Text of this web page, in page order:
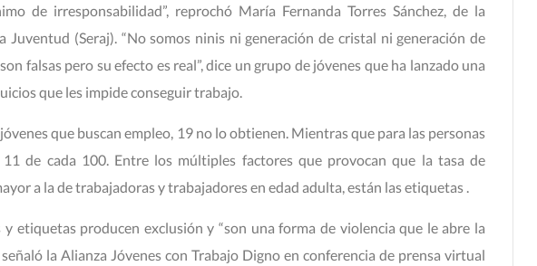
de irresponsabilidad”, reprochó María Fernanda Torres Sánchez, de la
Juventud (Seraj). “No somos ninis ni generación de cristal ni generación de
falsas pero su efecto es real”, dice un grupo de jóvenes que ha lanzado una
que les impide conseguir trabajo.
que buscan empleo, 19 no lo obtienen. Mientras que para las personas
de cada 100. Entre los múltiples factores que provocan que la tasa de
a la de trabajadoras y trabajadores en edad adulta, están las etiquetas .
y etiquetas producen exclusión y “son una forma de violencia que le abre la
señaló la Alianza Jóvenes con Trabajo Digno en conferencia de prensa virtual